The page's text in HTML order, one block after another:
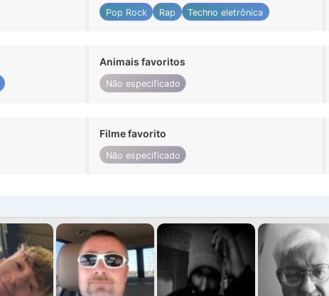
Pop Rock Rap Techno eletrônica
Animais favoritos
Não especificado
Filme favorito
Não especificado